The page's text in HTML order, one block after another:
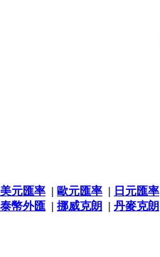
美元匯率 | 歐元匯率 | 日元匯率
泰幣外匯 | 挪威克朗 | 丹麥克朗